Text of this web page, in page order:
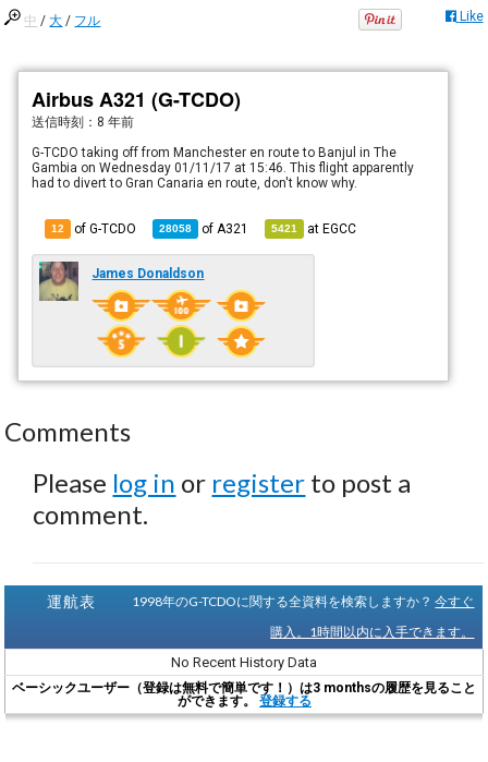
中 /大 / フル Like
Airbus A321 (G-TCDO)
送信時刻： 8 年前
G-TCDO taking off from Manchester en route to Banjul in The
Gambia on Wednesday 01/11/17 at 15:46. This flight apparently
had to divert to Gran Canaria en route, don't know why.
12 of G-TCDO 28058 of A321 5421 atEGCC
James Donaldson
Comments
Please log in or register to post a
comment.
運航表 1998年のG-TCDOに関する全資料を検索しますか？今すぐ
購入。1時間以内に入手できます。
No Recent History Data
ベーシックユーザー（登録は無料で簡単です！）は3 monthsの履歴を見ること
ができます。 登録する